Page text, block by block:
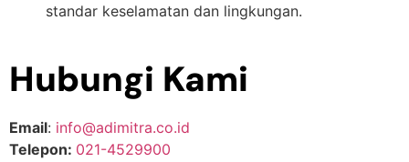
standar keselamatan dan lingkungan.
Hubungi Kami
Email: info@adimitra.co.id
Telepon: 021-4529900